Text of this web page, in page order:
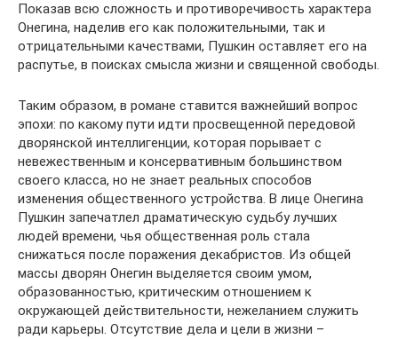
Показав всю сложность и противоречивость характера
Онегина, наделив его как положительными, так и
отрицательными качествами, Пушкин оставляет его на
распутье, в поисках смысла жизни и священной свободы.
Таким образом, в романе ставится важнейший вопрос
эпохи: по какому пути идти просвещенной передовой
дворянской интеллигенции, которая порывает с
невежественным и консервативным большинством
своего класса, но не знает реальных способов
изменения общественного устройства. В лице Онегина
Пушкин запечатлел драматическую судьбу лучших
людей времени, чья общественная роль стала
снижаться после поражения декабристов. Из общей
массы дворян Онегин выделяется своим умом,
образованностью, критическим отношением к
окружающей действительности, нежеланием служить
ради карьеры. Отсутствие дела и цели в жизни –